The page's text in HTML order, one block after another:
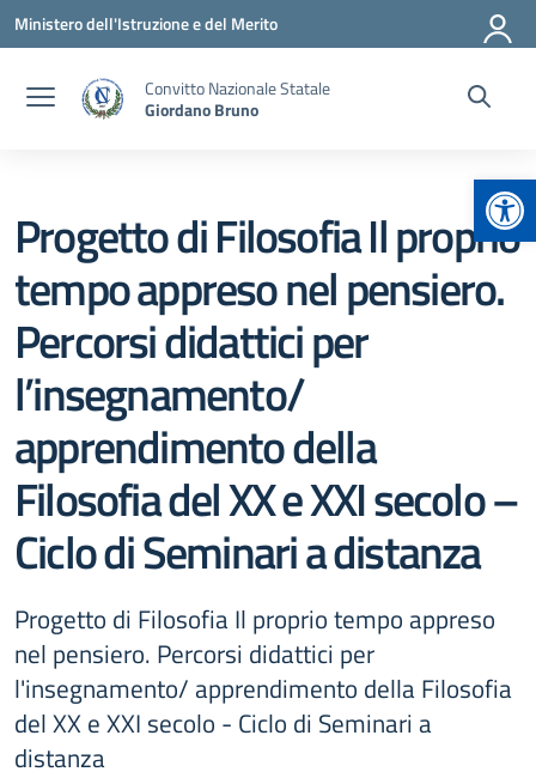
Vai ai contenuti
Vai al menu di navigazione
Vai al footer
Ministero dell'Istruzione e del Merito
Convitto Nazionale Statale
Giordano Bruno
Progetto di Filosofia Il proprio
tempo appreso nel pensiero.
Percorsi didattici per
l’insegnamento/
apprendimento della
Filosofia del XX e XXI secolo –
Ciclo di Seminari a distanza
Progetto di Filosofia Il proprio tempo appreso
nel pensiero. Percorsi didattici per
l'insegnamento/ apprendimento della Filosofia
del XX e XXI secolo - Ciclo di Seminari a
distanza